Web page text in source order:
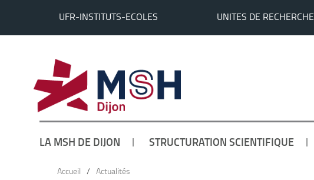
UFR-INSTITUTS-ECOLES UNITES DE RECHERCHE
LA MSH DE DIJON STRUCTURATION SCIENTIFIQUE
Accueil / Actualités